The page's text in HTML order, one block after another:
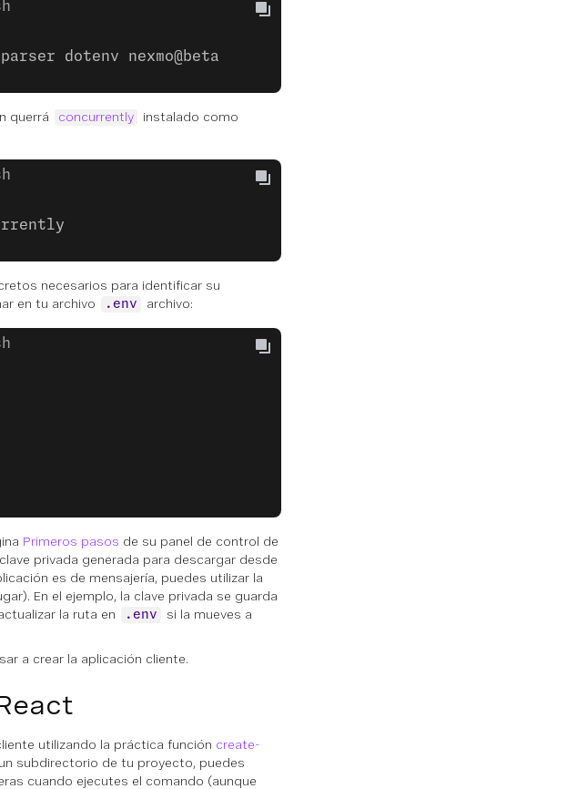
dotenv nexmo@beta
querrá concurrently
instalado como
necesarios para identificar su
en tu archivo .env archivo:
Primeros pasos de su panel de control de
privada generada para descargar desde
es de mensajería, puedes utilizar la
En el ejemplo, la clave privada se guarda
la ruta en
.env
si la mueves a
a crear la aplicación cliente.
utilizando la práctica función create-
subdirectorio de tu proyecto, puedes
cuando ejecutes el comando (aunque